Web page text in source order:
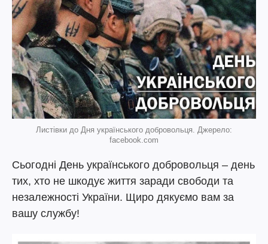
Листівки до Дня українського добровольця. Джерело:
facebook.com
Сьогодні День українського добровольця – день
тих, хто не шкодує життя заради свободи та
незалежності України. Щиро дякуємо вам за
вашу службу!